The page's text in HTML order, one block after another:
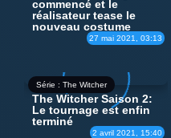
27 mai 2021, 03:13
commencé et le
réalisateur tease le
nouveau costume
Série : The Witcher
2 avril 2021, 15:40
The Witcher Saison 2:
Le tournage est enfin
terminé